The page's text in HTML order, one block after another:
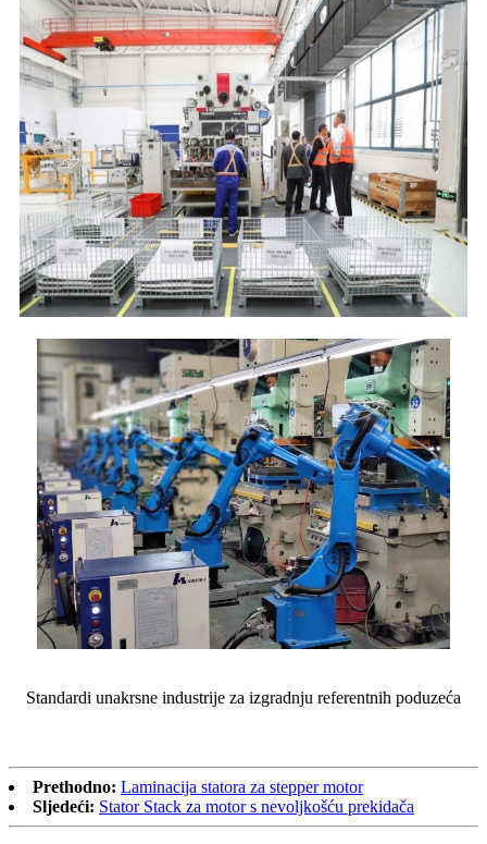
Standardi unakrsne industrije za izgradnju referentnih poduzeća
Prethodno: Laminacija statora za stepper motor
Sljedeći: Stator Stack za motor s nevoljkošću prekidača